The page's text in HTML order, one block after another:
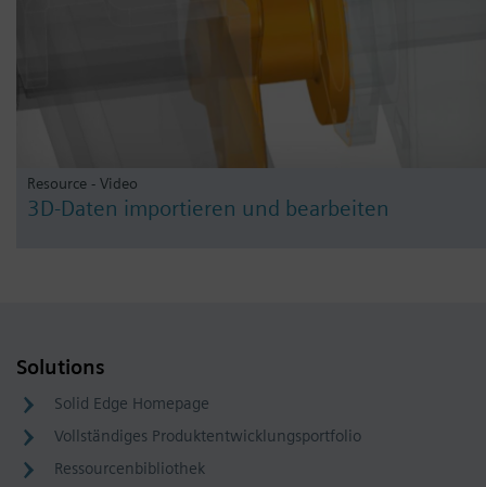
Resource - Video
3D-Daten importieren und bearbeiten
Solutions
Solid Edge Homepage
Vollständiges Produktentwicklungsportfolio
Ressourcenbibliothek